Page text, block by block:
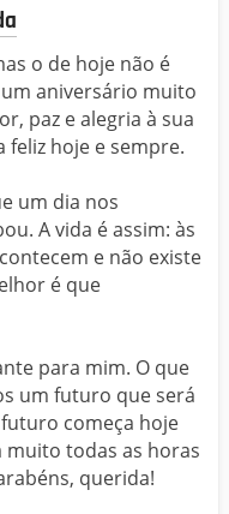
o de hoje não é
aniversário muito
paz e alegria à sua
feliz hoje e sempre.
um dia nos
A vida é assim: às
e não existe
é que
para mim. O que
um futuro que será
começa hoje
muito todas as horas
querida!